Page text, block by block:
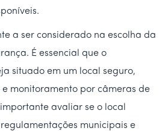
a ser considerado na escolha da
É essencial que o
situado em um local seguro,
monitoramento por câmeras de
avaliar se o local
municipais e